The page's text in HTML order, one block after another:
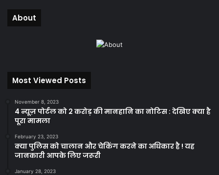
About
Most Viewed Posts
November 8, 2023
4 न्यूज़ पोर्टल को 2 करोड़ की मानहानि का नोटिस : देखिए क्या है
पूरा मामला
February 23, 2023
क्या पुलिस को चालान और चेकिंग करने का अधिकार है ! यह
जानकारी आपके लिए जरूरी
January 28, 2023